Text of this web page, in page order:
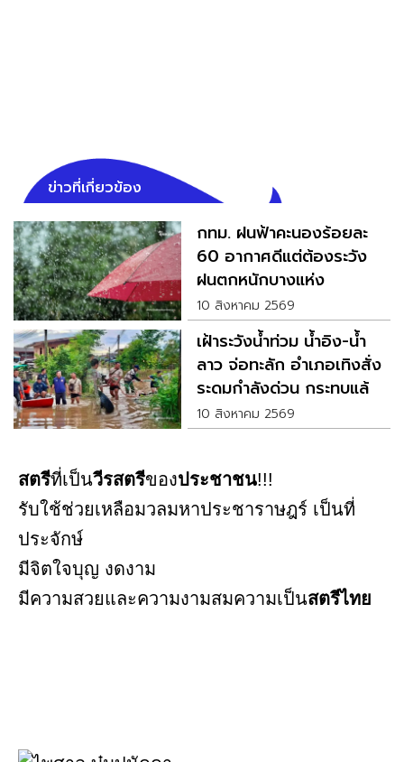
ข่าวที่เกี่ยวข้อง
กทม. ฝนฟ้าคะนองร้อยละ
60 อากาศดีแต่ต้องระวัง
ฝนตกหนักบางแห่ง
10 สิงหาคม 2569
เฝ้าระวังน้ำท่วม น้ำอิง-น้ำ
ลาว จ่อทะลัก อำเภอเทิงสั่ง
ระดมกำลังด่วน กระทบแล้ว
66 ครัวเรือน
10 สิงหาคม 2569
สตรีที่เป็นวีรสตรีของประชาชน!!!
รับใช้ช่วยเหลือมวลมหาประชาราษฎร์ เป็นที่
ประจักษ์
มีจิตใจบุญ งดงาม
มีความสวยและความงามสมความเป็นสตรีไทย